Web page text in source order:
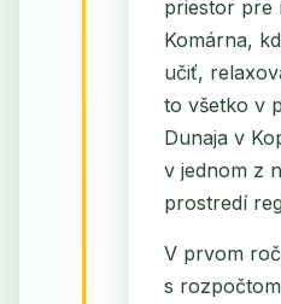
priestor pre
Komárna,
učiť,
to všetko v
Dunaja v
v jednom z
prostredí
V prvom
s